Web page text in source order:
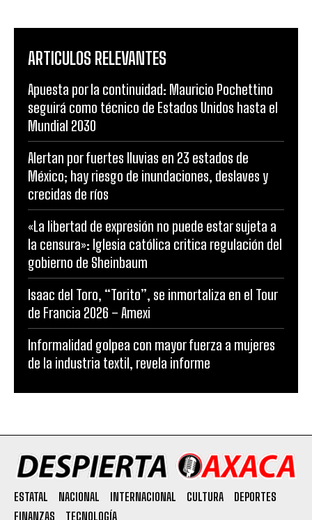
ARTICULOS RELEVANTES
Apuesta por la continuidad: Mauricio Pochettino
seguirá como técnico de Estados Unidos hasta el
Mundial 2030
Alertan por fuertes lluvias en 23 estados de
México; hay riesgo de inundaciones, deslaves y
crecidas de ríos
«La libertad de expresión no puede estar sujeta a
la censura»: Iglesia católica critica regulación del
gobierno de Sheinbaum
Isaac del Toro, “Torito”, se inmortaliza en el Tour
de Francia 2026 – Amexi
Informalidad golpea con mayor fuerza a mujeres
de la industria textil, revela informe
ESTATAL NACIONAL INTERNACIONAL CULTURA
DEPORTES
FINANZAS
TECNOLOGÍA